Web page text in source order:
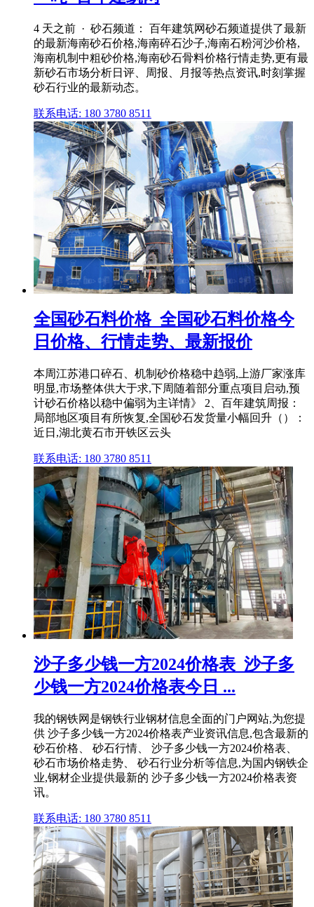
4 天之前 · 砂石频道： 百年建筑网砂石频道提供了最新
的最新海南砂石价格,海南碎石沙子,海南石粉河沙价格,
海南机制中粗砂价格,海南砂石骨料价格行情走势,更有最
新砂石市场分析日评、周报、月报等热点资讯,时刻掌握
砂石行业的最新动态。
联系电话: 180 3780 8511
全国砂石料价格_全国砂石料价格今
日价格、行情走势、最新报价
本周江苏港口碎石、机制砂价格稳中趋弱,上游厂家涨库
明显,市场整体供大于求,下周随着部分重点项目启动,预
计砂石价格以稳中偏弱为主详情》 2、百年建筑周报：
局部地区项目有所恢复,全国砂石发货量小幅回升（）：
近日,湖北黄石市开铁区云头
联系电话: 180 3780 8511
沙子多少钱一方2024价格表_沙子多
少钱一方2024价格表今日 ...
我的钢铁网是钢铁行业钢材信息全面的门户网站,为您提
供 沙子多少钱一方2024价格表产业资讯信息,包含最新的
砂石价格、 砂石行情、 沙子多少钱一方2024价格表、
砂石市场价格走势、 砂石行业分析等信息,为国内钢铁企
业,钢材企业提供最新的 沙子多少钱一方2024价格表资
讯。
联系电话: 180 3780 8511